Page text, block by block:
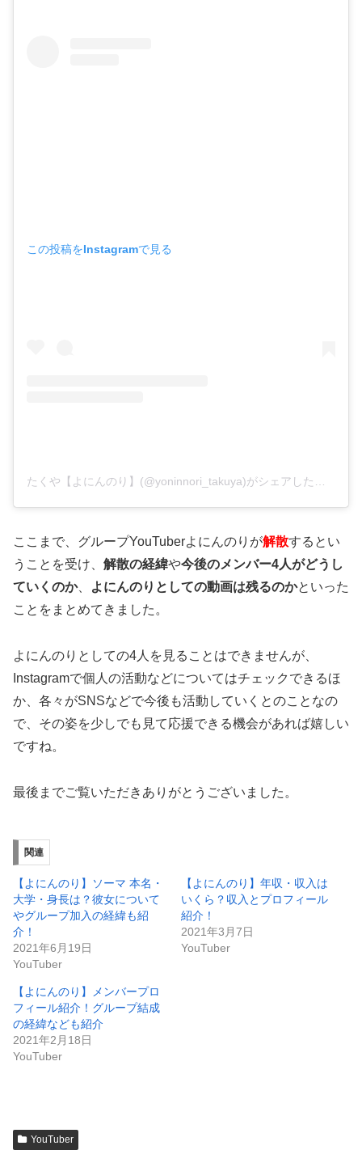
この投稿をInstagramで見る
ここまで、グループYouTuberよにんのりが解散するとい
うことを受け、 解散の経緯や今後のメンバー4人がどうし
ていくのか、 よにんのりとしての動画は残るのかといった
ことをまとめてきました。
よにんのりとしての4人を見ることはできませんが、
Instagramで個人の活動などについてはチェックできるほ
か、各々がSNSなどで今後も活動していくとのことなの
で、その姿を少しでも見て応援できる機会があれば嬉しい
ですね。
最後までご覧いただきありがとうございました。
関連
【よにんのり】ソーマ 本名・
大学・身長は？彼女について
やグループ加入の経緯も紹
介！
2021年6月19日
YouTuber
【よにんのり】年収・収入は
いくら？収入とプロフィール
紹介！
2021年3月7日
YouTuber
【よにんのり】メンバープロ
フィール紹介！グループ結成
の経緯なども紹介
2021年2月18日
YouTuber
YouTuber